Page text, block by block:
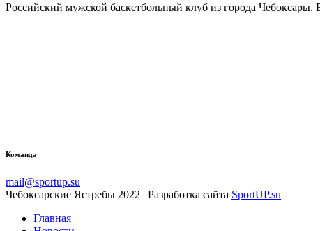
Российский мужской баскетбольный клуб из города
Команда
mail@sportup.su
Чебоксарские Ястребы 2022 | Разработка сайта SportUP.su
Главная